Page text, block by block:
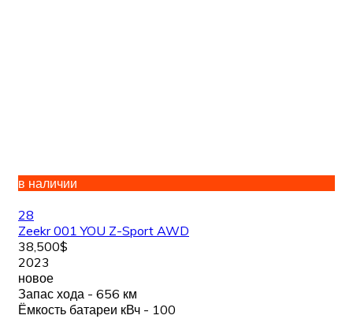
в наличии
28
Zeekr 001 YOU Z-Sport AWD
38,500$
2023
новое
Запас хода - 656 км
Ёмкость батареи кВч - 100